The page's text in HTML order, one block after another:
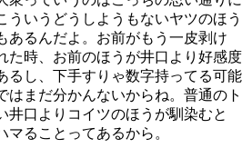
ういうどうしようもないヤツのほう
あるんだよ。お前がもう一皮剥け
た時、お前のほうが井口より好感度
るし、下手すりゃ数字持ってる可能
はまだ分かんないからね。普通のト
井口よりコイツのほうが馴染むと
ることってあるから。